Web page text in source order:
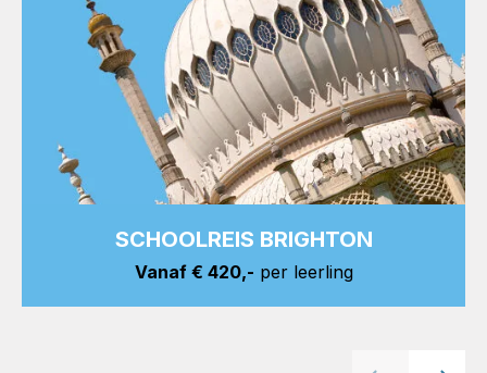
SCHOOLREIS BRIGHTON
Vanaf € 420,- per leerling